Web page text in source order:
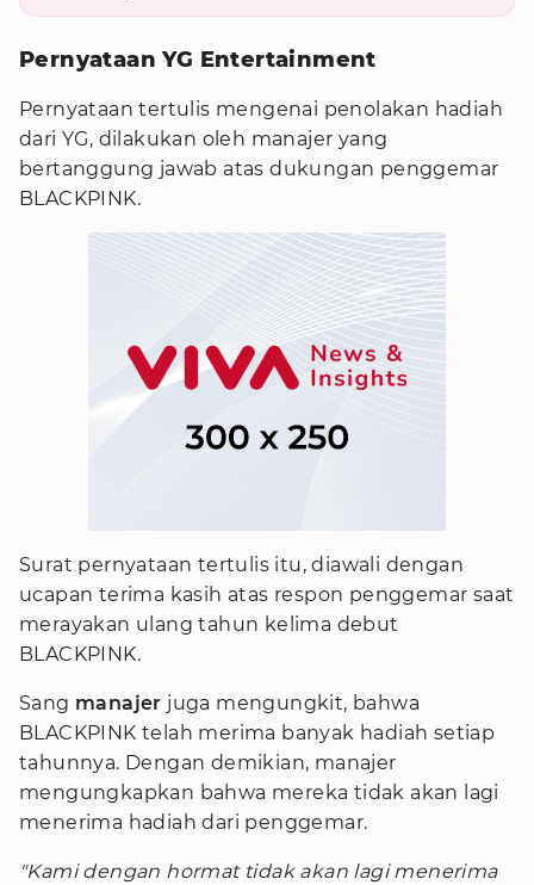
Pernyataan YG Entertainment
Pernyataan tertulis mengenai penolakan hadiah
dari YG, dilakukan oleh manajer yang
bertanggung jawab atas dukungan penggemar
BLACKPINK.
Surat pernyataan tertulis itu, diawali dengan
ucapan terima kasih atas respon penggemar saat
merayakan ulang tahun kelima debut
BLACKPINK.
Sang manajer juga mengungkit, bahwa
BLACKPINK telah merima banyak hadiah setiap
tahunnya. Dengan demikian, manajer
mengungkapkan bahwa mereka tidak akan lagi
menerima hadiah dari penggemar.
"Kami dengan hormat tidak akan lagi menerima